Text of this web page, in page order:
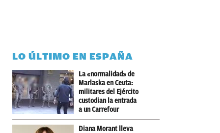
LO ÚLTIMO EN ESPAÑA
La «normalidad» de
Marlaska en Ceuta:
militares del Ejército
custodian la entrada
a un Carrefour
Diana Morant lleva